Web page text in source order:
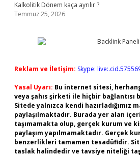
Kalkolitik Dönem kaça ayrılır ?
Temmuz 25, 2026
Reklam ve İletişim: Skype:
Yasal Uyarı: Bu internet sitesi,
veya şahıs şirketi ile hiçbir bağlantısı
Sitede yalnızca kendi hazırladığımız
paylaşılmaktadır. Burada yer alan
taşımamakta olup, gerçek kurum ve
paylaşım yapılmamaktadır. Gerçek
benzerlikleri tamamen tesadüfidir.
taslak halindedir ve tavsiye niteliği